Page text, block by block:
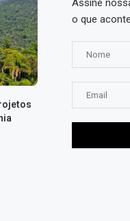
Assine
o que